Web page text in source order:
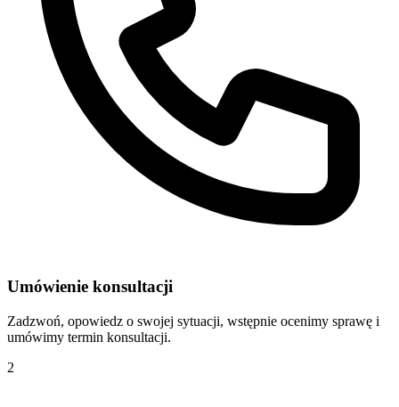
Umówienie konsultacji
Zadzwoń, opowiedz o swojej sytuacji, wstępnie ocenimy sprawę i
umówimy termin konsultacji.
2